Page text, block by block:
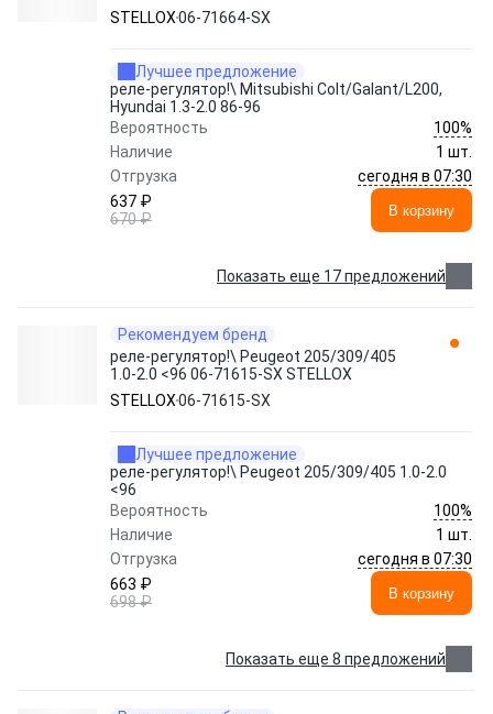
71664-SX STELLOX
STELLOX06-71664-SX
Лучшее предложение
реле-регулятор!\ Mitsubishi Colt/Galant/L200,
Hyundai 1.3-2.0 86-96
Вероятность
100%
Наличие
1 шт.
Отгрузка
сегодня в 07:30
637 ₽
670 ₽
В корзину
Показать еще 17 предложений
Рекомендуем бренд
реле-регулятор!\ Peugeot 205/309/405
1.0-2.0 <96 06-71615-SX STELLOX
STELLOX06-71615-SX
Лучшее предложение
реле-регулятор!\ Peugeot 205/309/405 1.0-2.0
<96
Вероятность
100%
Наличие
1 шт.
Отгрузка
сегодня в 07:30
663 ₽
698 ₽
В корзину
Показать еще 8 предложений